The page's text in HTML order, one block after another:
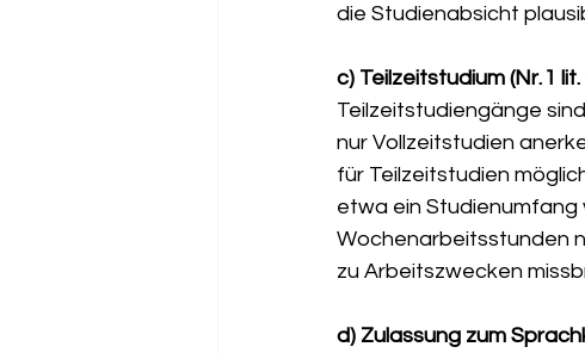
die Studienabsicht
c) Teilzeitstudium (Nr. 1 lit.
Teilzeitstudiengänge
nur Vollzeitstudien
für Teilzeitstudien
etwa ein Studienumfang
Wochenarbeitsstunden
zu Arbeitszwecken
d) Zulassung zum